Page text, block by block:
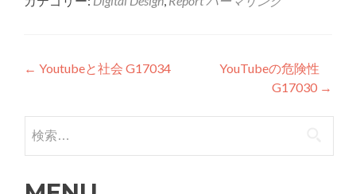
投稿ナビゲーション
← Youtubeと社会 G17034
YouTubeの危険性
G17030 →
検索: